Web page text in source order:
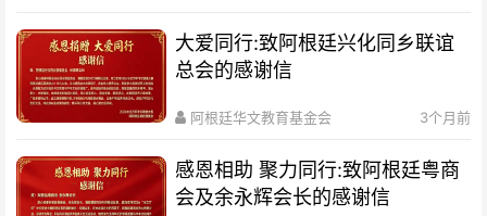
大爱同行:致阿根廷兴化同乡联谊
总会的感谢信
阿根廷华文教育基金会 3个月前
感恩相助 聚力同行:致阿根廷粤商
会及余永辉会长的感谢信